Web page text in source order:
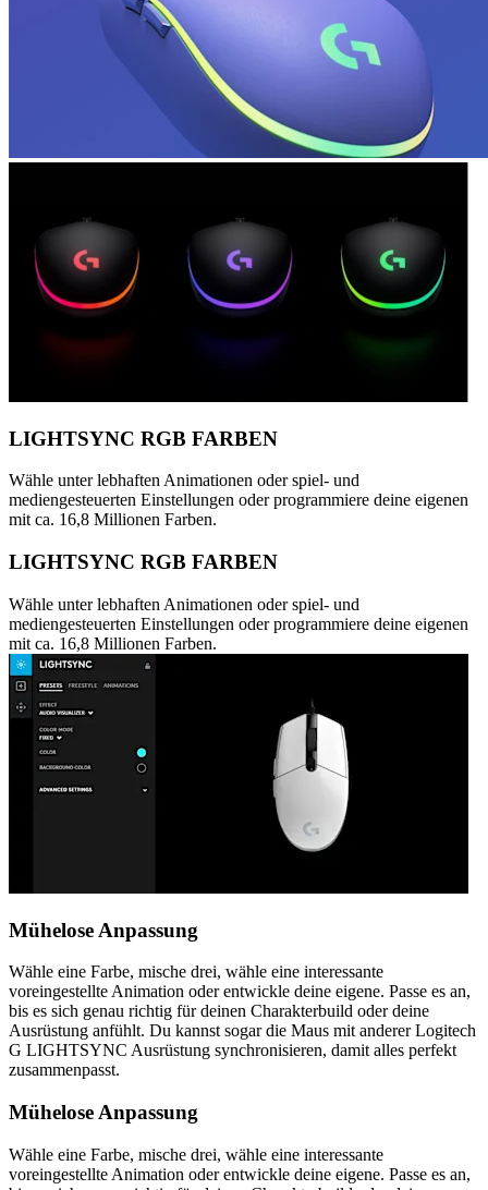
LIGHTSYNC RGB FARBEN
Wähle unter lebhaften Animationen oder spiel- und
mediengesteuerten Einstellungen oder programmiere deine eigenen
mit ca. 16,8 Millionen Farben.
LIGHTSYNC RGB FARBEN
Wähle unter lebhaften Animationen oder spiel- und
mediengesteuerten Einstellungen oder programmiere deine eigenen
mit ca. 16,8 Millionen Farben.
Mühelose Anpassung
Wähle eine Farbe, mische drei, wähle eine interessante
voreingestellte Animation oder entwickle deine eigene. Passe es an,
bis es sich genau richtig für deinen Charakterbuild oder deine
Ausrüstung anfühlt. Du kannst sogar die Maus mit anderer Logitech
G LIGHTSYNC Ausrüstung synchronisieren, damit alles perfekt
zusammenpasst.
Mühelose Anpassung
Wähle eine Farbe, mische drei, wähle eine interessante
voreingestellte Animation oder entwickle deine eigene. Passe es an,